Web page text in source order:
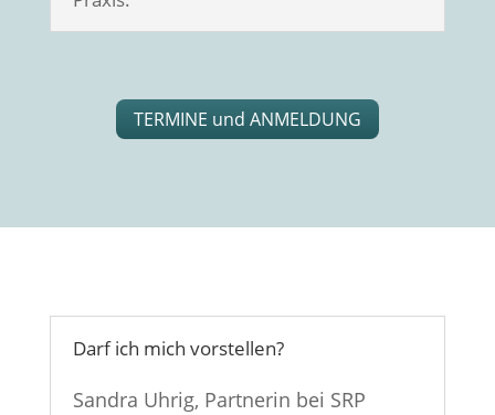
TERMINE und ANMELDUNG
Darf ich mich vorstellen?
Sandra Uhrig, Partnerin bei SRP